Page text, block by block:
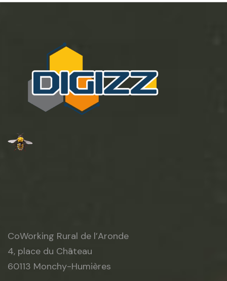
CoWorking Rural de l’Aronde
4, place du Château
60113 Monchy-Humières